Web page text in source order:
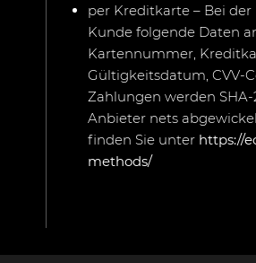
per Kreditkarte – Bei
Kunde folgende Daten
Kartennummer,
Gültigkeitsdatum, CVV-
Zahlungen werden
Anbieter nets
finden Sie unter https://
methods/